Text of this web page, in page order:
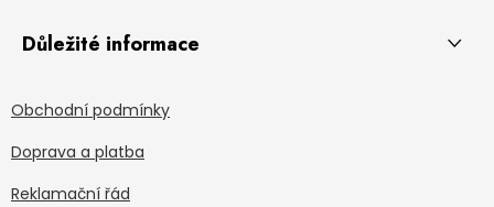
Důležité informace
Obchodní podmínky
Doprava a platba
Reklamační řád